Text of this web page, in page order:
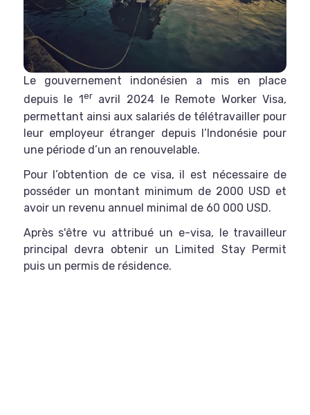
Le gouvernement indonésien a mis en place
depuis le 1 er
avril 2024 le Remote Worker Visa,
permettant ainsi aux salariés de télétravailler pour
leur employeur étranger depuis l’Indonésie pour
une période d’un an renouvelable.
Pour l’obtention de ce visa, il est nécessaire de
posséder un montant minimum de 2000 USD et
avoir un revenu annuel minimal de 60 000 USD.
Après s'être vu attribué un e-visa, le travailleur
principal devra obtenir un Limited Stay Permit
puis un permis de résidence.